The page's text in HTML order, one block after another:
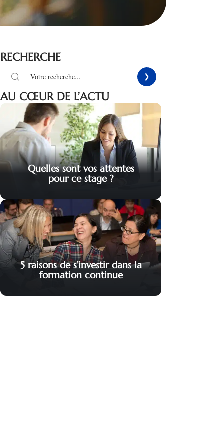
RECHERCHE
AU CŒUR DE L’ACTU
Quelles sont vos attentes
pour ce stage ?
5 raisons de s’investir dans la
formation continue